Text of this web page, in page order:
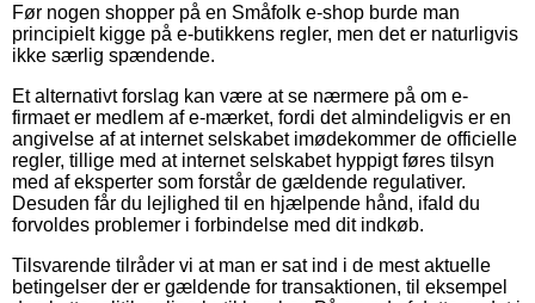
Før nogen shopper på en Småfolk e-shop burde man
principielt kigge på e-butikkens regler, men det er naturligvis
ikke særlig spændende.
Et alternativt forslag kan være at se nærmere på om e-
firmaet er medlem af e-mærket, fordi det almindeligvis er en
angivelse af at internet selskabet imødekommer de officielle
regler, tillige med at internet selskabet hyppigt føres tilsyn
med af eksperter som forstår de gældende regulativer.
Desuden får du lejlighed til en hjælpende hånd, ifald du
forvoldes problemer i forbindelse med dit indkøb.
Tilsvarende tilråder vi at man er sat ind i de mest aktuelle
betingelser der er gældende for transaktionen, til eksempel